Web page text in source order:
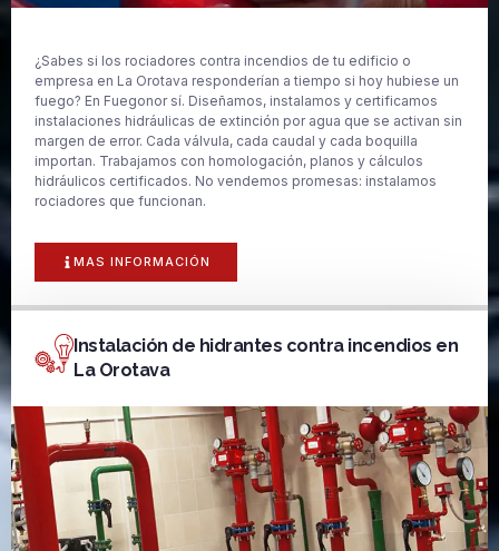
¿Sabes si los rociadores contra incendios de tu edificio o
empresa en La Orotava responderían a tiempo si hoy hubiese un
fuego? En Fuegonor sí. Diseñamos, instalamos y certificamos
instalaciones hidráulicas de extinción por agua que se activan sin
margen de error. Cada válvula, cada caudal y cada boquilla
importan. Trabajamos con homologación, planos y cálculos
hidráulicos certificados. No vendemos promesas: instalamos
rociadores que funcionan.
MAS INFORMACIÓN
Instalación de hidrantes contra incendios en
La Orotava